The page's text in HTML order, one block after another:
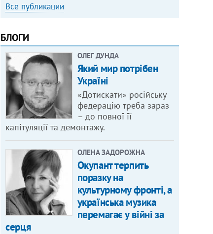
Все публикации
БЛОГИ
ОЛЕГ ДУНДА
Який мир потрібен
Україні
«Дотискати» російську
федерацію треба зараз
– до повної її
капітуляції та демонтажу.
ОЛЕНА ЗАДОРОЖНА
Окупант терпить
поразку на
культурному фронті, а
українська музика
перемагає у війні за
серця